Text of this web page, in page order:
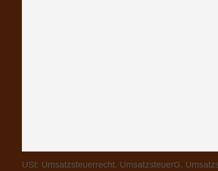
USt: Umsatzsteuerrecht. UmsatzsteuerG,